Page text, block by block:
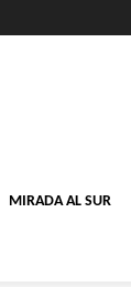
MIRADA AL SUR